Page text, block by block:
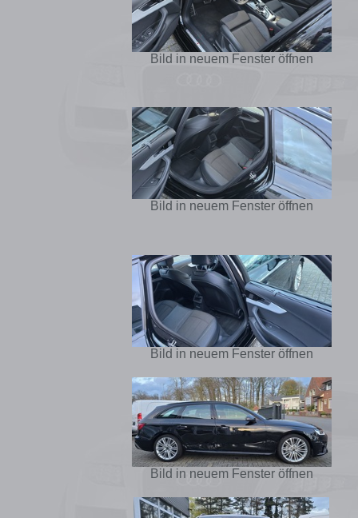
Bild in neuem Fenster öffnen
Bild in neuem Fenster öffnen
Bild in neuem Fenster öffnen
Bild in neuem Fenster öffnen